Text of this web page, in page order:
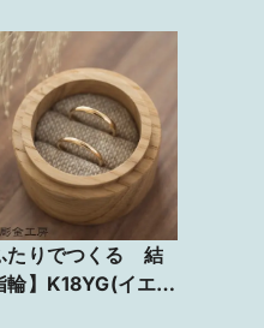
たりでつくる 結
輪】K18YG(イエ